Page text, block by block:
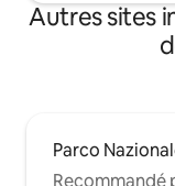
Autres sites
Parco
Recommandé